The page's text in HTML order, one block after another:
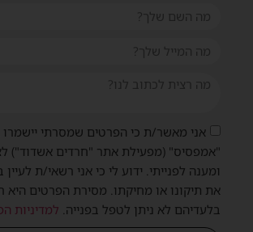
אני מאשר/ת כי הפרטים שמסרתי
"אמפסיס" (מפעילת אתר "חרדים אשדוד")
ומענה לפנייתי. ידוע לי כי אני רשאי/ת
את תיקונו או מחיקתו. מסירת הפרטים היא
בלעדיהם לא ניתן לטפל בפנייה. למדיניות